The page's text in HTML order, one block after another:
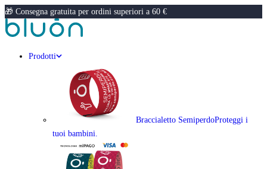
🎁 Consegna gratuita per ordini superiori a 60 €
Prodotti
Braccialetto SemiperdoProteggi i
tuoi bambini.